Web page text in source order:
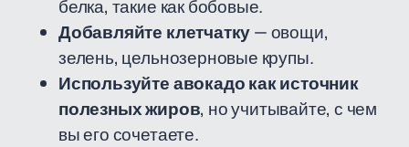
белка, такие как бобовые.
Добавляйте клетчатку— овощи,
зелень, цельнозерновые крупы.
Используйте авокадо как источник
полезных жиров, но учитывайте, с чем
вы его сочетаете.